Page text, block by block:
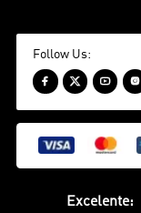
Follow Us:
   
Excelente: